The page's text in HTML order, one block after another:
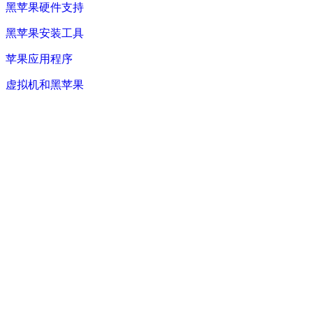
黑苹果硬件支持
黑苹果安装工具
苹果应用程序
虚拟机和黑苹果